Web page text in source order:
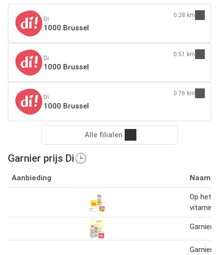
Di
1000 Brussel
0.28 km
Di
1000 Brussel
0.51 km
Di
1000 Brussel
0.76 km
Alle filialen
Garnier prijs Di🕒
Aanbieding Naam
Op het
vitamine
Garnier
Garnier